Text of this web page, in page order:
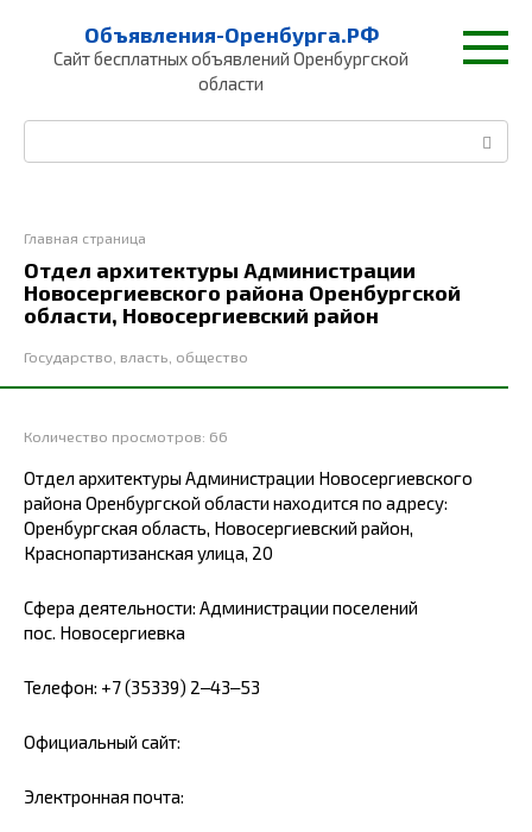
контенту
Объявления-Оренбурга.РФ
Сайт бесплатных объявлений Оренбургской
области
Главная страница
Отдел архитектуры Администрации
Новосергиевского района Оренбургской
области, Новосергиевский район
Государство, власть, общество
Количество просмотров: 66
Отдел архитектуры Администрации Новосергиевского
района Оренбургской области находится по адресу:
Оренбургская область, Новосергиевский район,
Краснопартизанская улица, 20
Сфера деятельности: Администрации поселений
пос. Новосергиевка
Телефон: +7 (35339) 2‒43‒53
Официальный сайт:
Электронная почта: